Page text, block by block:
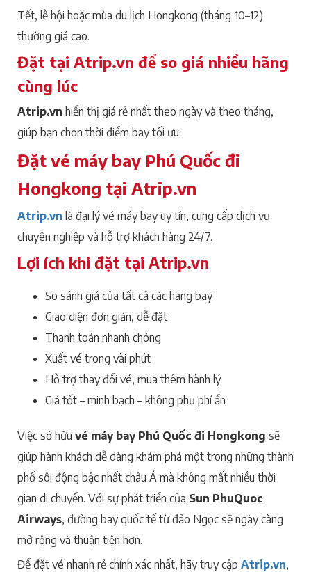
Tết, lễ hội hoặc mùa du lịch Hongkong (tháng 10–12)
thường giá cao.
Đặt tại Atrip.vn để so giá nhiều hãng
cùng lúc
Atrip.vn hiển thị giá rẻ nhất theo ngày và theo tháng,
giúp bạn chọn thời điểm bay tối ưu.
Đặt vé máy bay Phú Quốc đi
Hongkong tại Atrip.vn
Atrip.vn là đại lý vé máy bay uy tín, cung cấp dịch vụ
chuyên nghiệp và hỗ trợ khách hàng 24/7.
Lợi ích khi đặt tại Atrip.vn
So sánh giá của tất cả các hãng bay
Giao diện đơn giản, dễ đặt
Thanh toán nhanh chóng
Xuất vé trong vài phút
Hỗ trợ thay đổi vé, mua thêm hành lý
Giá tốt – minh bạch – không phụ phí ẩn
Việc sở hữu vé máy bay Phú Quốc đi Hongkong sẽ
giúp hành khách dễ dàng khám phá một trong những thành
phố sôi động bậc nhất châu Á mà không mất nhiều thời
gian di chuyển. Với sự phát triển của Sun PhuQuoc
Airways, đường bay quốc tế từ đảo Ngọc sẽ ngày càng
mở rộng và thuận tiện hơn.
Để đặt vé nhanh rẻ chính xác nhất, hãy truy cập Atrip.vn,